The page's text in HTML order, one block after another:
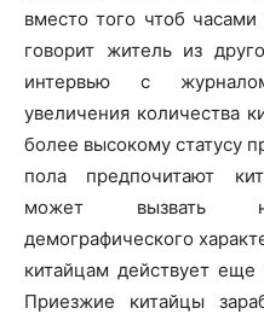
вместо того чтоб
говорит житель из
интервью с
увеличения количества
более высокому статусу
пола предпочитают
может вызвать
демографического
китайцам действует
Приезжие китайцы